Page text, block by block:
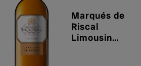
Marqués de
Riscal
Limousin